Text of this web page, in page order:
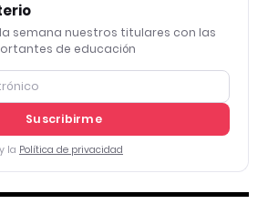
semana nuestros titulares con las
de educación
Suscribirme
y la Política de privacidad